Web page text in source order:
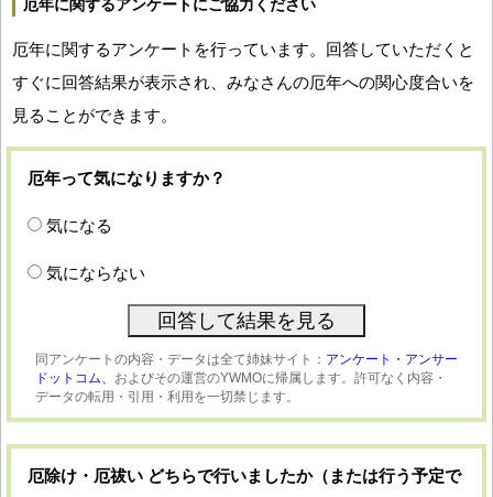
厄年に関するアンケートにご協力ください
厄年に関するアンケートを行っています。回答していただくと
すぐに回答結果が表示され、みなさんの厄年への関心度合いを
見ることができます。
厄年って気になりますか？
気になる
気にならない
同アンケートの内容・データは全て姉妹サイト： アンケート・アンサー
ドットコム、 およびその運営のYWMOに帰属します。許可なく内容・
データの転用・引用・利用を一切禁じます。
厄除け・厄祓い どちらで行いましたか（または行う予定で